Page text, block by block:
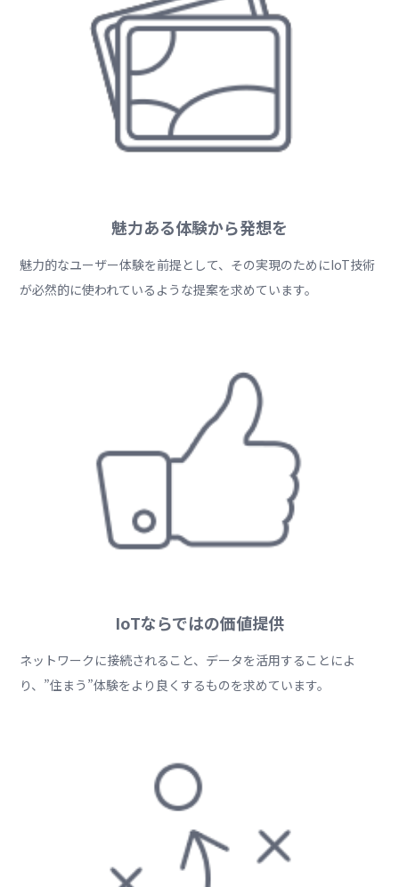
魅力ある体験から発想を
魅力的なユーザー体験を前提として、その実現のためにIoT技術
が必然的に使われているような提案を求めています。
IoTならではの価値提供
ネットワークに接続されること、データを活用することによ
り、”住まう”体験をより良くするものを求めています。